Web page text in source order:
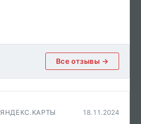
Все отзывы →
ЯНДЕКС.КАРТЫ 18.11.2024